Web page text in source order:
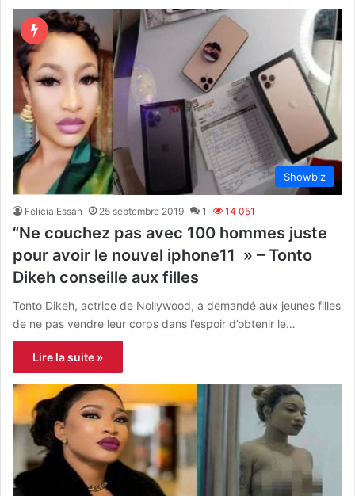
Showbiz
Felicia Essan 25 septembre 2019 1 14 051
“Ne couchez pas avec 100 hommes juste
pour avoir le nouvel iphone11 » – Tonto
Dikeh conseille aux filles
Tonto Dikeh, actrice de Nollywood, a demandé aux jeunes filles
de ne pas vendre leur corps dans l’espoir d’obtenir le…
Lire la suite »